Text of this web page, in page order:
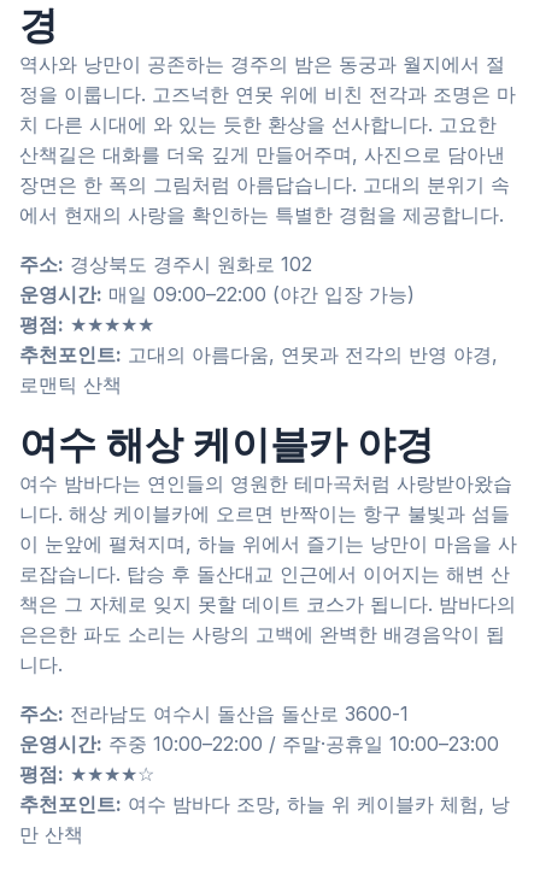
경
역사와 낭만이 공존하는 경주의 밤은 동궁과 월지에서 절
정을 이룹니다. 고즈넉한 연못 위에 비친 전각과 조명은 마
치 다른 시대에 와 있는 듯한 환상을 선사합니다. 고요한
산책길은 대화를 더욱 깊게 만들어주며, 사진으로 담아낸
장면은 한 폭의 그림처럼 아름답습니다. 고대의 분위기 속
에서 현재의 사랑을 확인하는 특별한 경험을 제공합니다.
주소: 경상북도 경주시 원화로 102
운영시간: 매일 09:00–22:00 (야간 입장 가능)
평점: ★★★★★
추천포인트: 고대의 아름다움, 연못과 전각의 반영 야경,
로맨틱 산책
여수 해상 케이블카 야경
여수 밤바다는 연인들의 영원한 테마곡처럼 사랑받아왔습
니다. 해상 케이블카에 오르면 반짝이는 항구 불빛과 섬들
이 눈앞에 펼쳐지며, 하늘 위에서 즐기는 낭만이 마음을 사
로잡습니다. 탑승 후 돌산대교 인근에서 이어지는 해변 산
책은 그 자체로 잊지 못할 데이트 코스가 됩니다. 밤바다의
은은한 파도 소리는 사랑의 고백에 완벽한 배경음악이 됩
니다.
주소: 전라남도 여수시 돌산읍 돌산로 3600-1
운영시간: 주중 10:00–22:00 / 주말·공휴일 10:00–23:00
평점: ★★★★☆
추천포인트: 여수 밤바다 조망, 하늘 위 케이블카 체험, 낭
만 산책